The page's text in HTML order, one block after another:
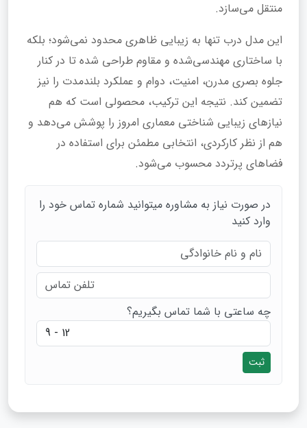
منتقل می‌سازد.
این مدل درب تنها به زیبایی ظاهری محدود نمی‌شود؛ بلکه
با ساختاری مهندسی‌شده و مقاوم طراحی شده تا در کنار
جلوه بصری مدرن، امنیت، دوام و عملکرد بلندمدت را نیز
تضمین کند. نتیجه این ترکیب، محصولی است که هم
نیازهای زیبایی‌ شناختی معماری امروز را پوشش می‌دهد و
هم از نظر کارکردی، انتخابی مطمئن برای استفاده در
فضاهای پرتردد محسوب می‌شود.
در صورت نیاز به مشاوره میتوانید شماره تماس خود را
وارد کنید
چه ساعتی با شما تماس بگیریم؟
ثبت